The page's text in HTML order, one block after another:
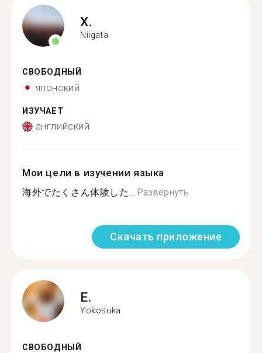
X.
Niigata
СВОБОДНЫЙ
японский
ИЗУЧАЕТ
английский
Мои цели в изучении языка
海外でたくさん体験した...Развернуть
Скачать приложение
E.
Yokosuka
СВОБОДНЫЙ